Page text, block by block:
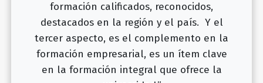
formación calificados, reconocidos,
destacados en la región y el país. Y el
tercer aspecto, es el complemento en la
formación empresarial, es un ítem clave
en la formación integral que ofrece la